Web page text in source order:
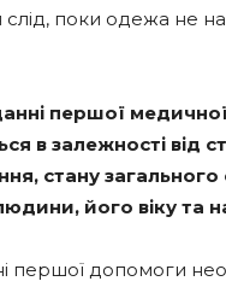
слід, поки одежа не
першої
в залежності від
стану
його віку та
першої допомоги